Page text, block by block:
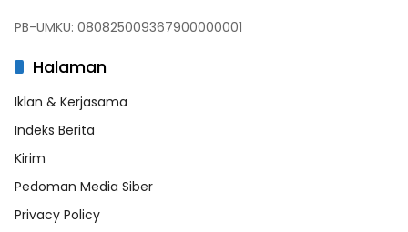
PB-UMKU: 080825009367900000001
Halaman
Iklan & Kerjasama
Indeks Berita
Kirim
Pedoman Media Siber
Privacy Policy